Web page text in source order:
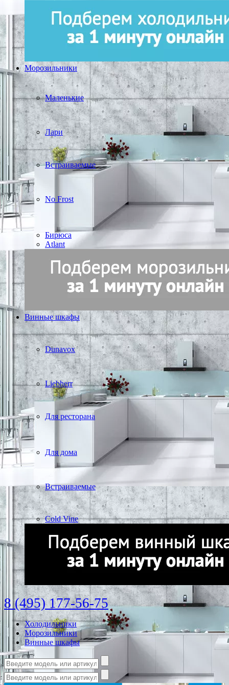
Морозильники
Маленькие
Лари
Встраиваемые
No Frost
Бирюса
Atlant
Винные шкафы
Dunavox
Liebherr
Для ресторана
Для дома
Встраиваемые
Cold Vine
8 (495) 177-56-75
Холодильники
Морозильники
Винные шкафы